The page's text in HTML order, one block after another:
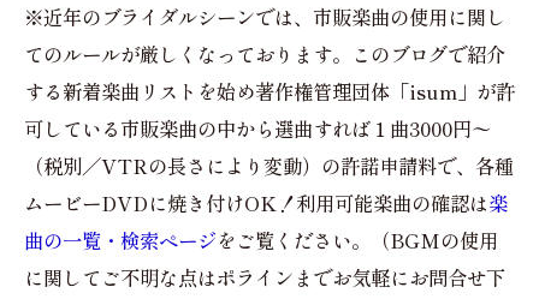
※近年のブライダルシーンでは、市販楽曲の使用に関し
てのルールが厳しくなっております。このブログで紹介
する新着楽曲リストを始め著作権管理団体「isum」が許
可している市販楽曲の中から選曲すれば１曲3000円〜
（税別／VTRの長さにより変動）の許諾申請料で、各種
ムービーDVDに焼き付けOK！利用可能楽曲の確認は楽
曲の一覧・検索ページをご覧ください。（BGMの使用
に関してご不明な点はポラインまでお気軽にお問合せ下